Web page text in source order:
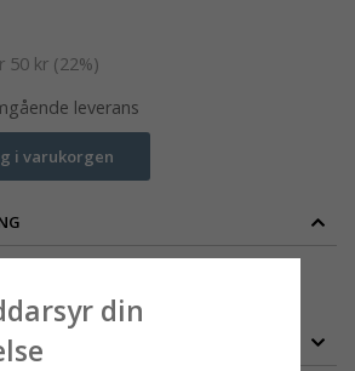
50 kr (22%)
leverans
i varukorgen
rosa, 150 cm
din